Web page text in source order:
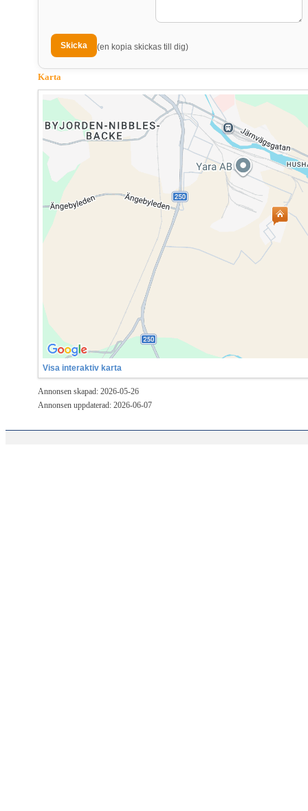
(en kopia skickas till dig)
Karta
Visa interaktiv karta
Annonsen skapad: 2026-05-26
Annonsen uppdaterad: 2026-06-07